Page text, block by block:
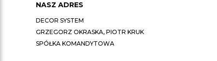
NASZ ADRES
DECOR SYSTEM
GRZEGORZ OKRASKA, PIOTR KRUK
SPÓŁKA KOMANDYTOWA